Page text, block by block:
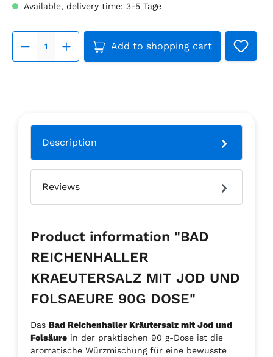
Available, delivery time: 3-5 Tage
Product Quantity: Enter
Add to shopping cart
Description
Reviews
Product information "BAD
REICHENHALLER
KRAEUTERSALZ MIT JOD UND
FOLSAEURE 90G DOSE"
Das Bad Reichenhaller Kräutersalz mit Jod und
Folsäure in der praktischen 90 g-Dose ist die
aromatische Würzmischung für eine bewusste